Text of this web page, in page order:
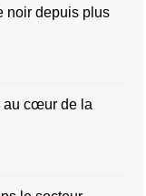
noir depuis plus
au cœur de la